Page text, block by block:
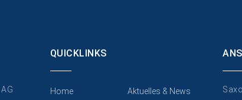
QUICKLINKS
Home
Aktuelles & News